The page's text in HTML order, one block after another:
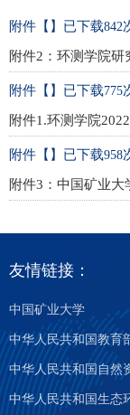
附件【
附件2：环测学院研
】已下载842
附件【
附件1.环测学院
】已下载775
附件【
附件3：中国矿业
】已下载958
友情链接：
中国矿业大学
中华人民共和国教育
中华人民共和国自然
中华人民共和国生态